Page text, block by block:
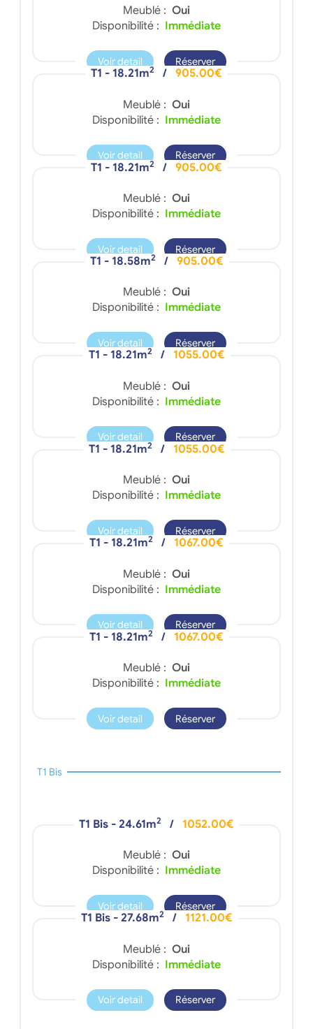
Meublé : Oui
Disponibilité : Immédiate
Voir detail Réserver
T1 - 18.21m2 / 905.00€
Meublé : Oui
Disponibilité : Immédiate
Voir detail Réserver
T1 - 18.21m2 / 905.00€
Meublé : Oui
Disponibilité : Immédiate
Voir detail Réserver
T1 - 18.58m2 / 905.00€
Meublé : Oui
Disponibilité : Immédiate
Voir detail Réserver
T1 - 18.21m2 / 1055.00€
Meublé : Oui
Disponibilité : Immédiate
Voir detail Réserver
T1 - 18.21m2 / 1055.00€
Meublé : Oui
Disponibilité : Immédiate
Voir detail Réserver
T1 - 18.21m2 / 1067.00€
Meublé : Oui
Disponibilité : Immédiate
Voir detail Réserver
T1 - 18.21m2 / 1067.00€
Meublé : Oui
Disponibilité : Immédiate
Voir detail Réserver
T1 Bis
T1 Bis - 24.61m2 / 1052.00€
Meublé : Oui
Disponibilité : Immédiate
Voir detail Réserver
T1 Bis - 27.68m2 / 1121.00€
Meublé : Oui
Disponibilité : Immédiate
Voir detail Réserver